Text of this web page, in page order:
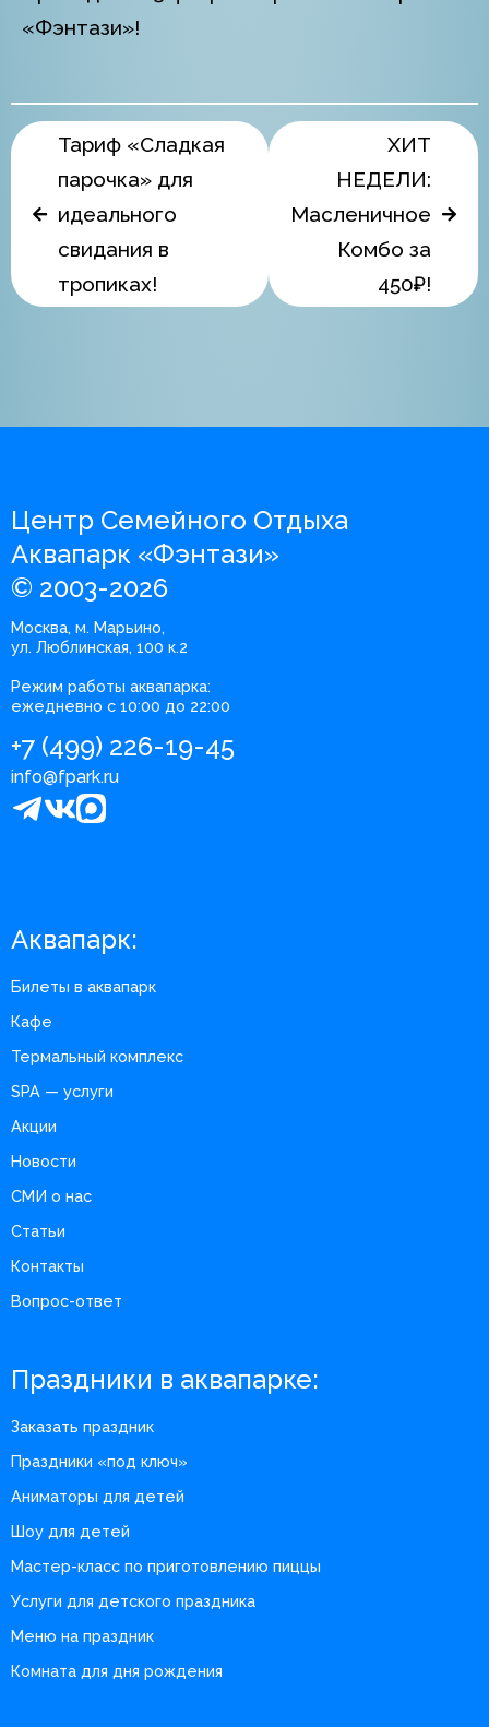
«Фэнтази»!
Тариф «Сладкая
парочка» для
идеального
свидания в
тропиках!
ХИТ
НЕДЕЛИ:
Масленичное
Комбо за
450₽!
Центр Семейного Отдыха
Аквапарк «Фэнтази»
© 2003-2026
Москва, м. Марьино,
ул. Люблинская, 100 к.2
Режим работы аквапарка:
ежедневно с 10:00 до 22:00
+7 (499) 226-19-45
info@fpark.ru
Аквапарк:
Билеты в аквапарк
Кафе
Термальный комплекс
SPA — услуги
Акции
Новости
СМИ о нас
Статьи
Контакты
Вопрос-ответ
Праздники в аквапарке:
Заказать праздник
Праздники «под ключ»
Аниматоры для детей
Шоу для детей
Мастер-класс по приготовлению пиццы
Услуги для детского праздника
Меню на праздник
Комната для дня рождения